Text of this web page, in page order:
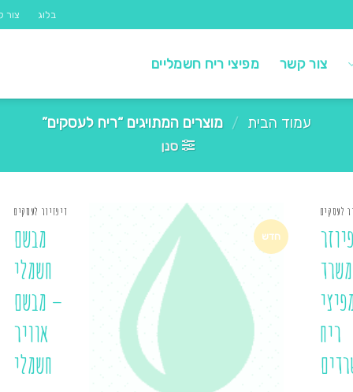
בלוג צור
צור קשר מפיצי ריח חשמליים
עמוד הבית / מוצרים המתויגים “ריח לעסקים”
סנן
לעסקים
ריח
חדש
דיפזיור לעסקים
מבשם
חשמלי
– מבשם
אוויר
חשמלי